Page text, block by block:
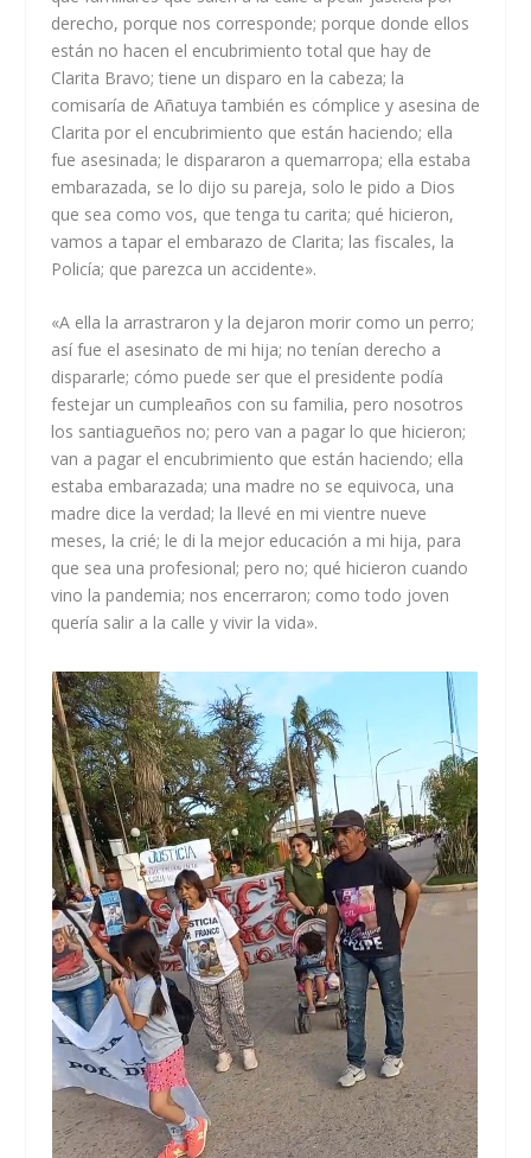
derecho, porque nos corresponde; porque donde ellos
están no hacen el encubrimiento total que hay de
Clarita Bravo; tiene un disparo en la cabeza; la
comisaría de Añatuya también es cómplice y asesina de
Clarita por el encubrimiento que están haciendo; ella
fue asesinada; le dispararon a quemarropa; ella estaba
embarazada, se lo dijo su pareja, solo le pido a Dios
que sea como vos, que tenga tu carita; qué hicieron,
vamos a tapar el embarazo de Clarita; las fiscales, la
Policía; que parezca un accidente».
«A ella la arrastraron y la dejaron morir como un perro;
así fue el asesinato de mi hija; no tenían derecho a
dispararle; cómo puede ser que el presidente podía
festejar un cumpleaños con su familia, pero nosotros
los santiagueños no; pero van a pagar lo que hicieron;
van a pagar el encubrimiento que están haciendo; ella
estaba embarazada; una madre no se equivoca, una
madre dice la verdad; la llevé en mi vientre nueve
meses, la crié; le di la mejor educación a mi hija, para
que sea una profesional; pero no; qué hicieron cuando
vino la pandemia; nos encerraron; como todo joven
quería salir a la calle y vivir la vida».